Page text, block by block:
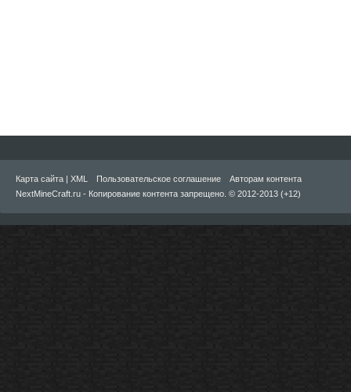
Карта сайта | XML Пользовательское соглашение
Авторам контента
NextMineCraft.ru - Копирование контента запрещено. © 2012-2013 (+12)